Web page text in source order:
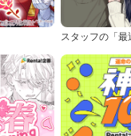
スタッフの「最